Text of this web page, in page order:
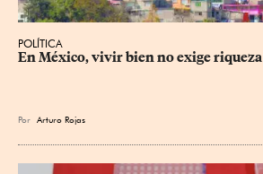
POLÍTICA
En México, vivir bien no exige riqueza
Por Arturo Rojas